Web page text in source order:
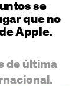
se
que no
Apple.
de última